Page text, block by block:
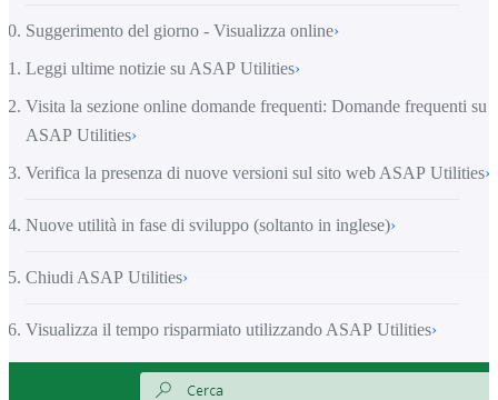
Suggerimento del giorno - Visualizza online›
Leggi ultime notizie su ASAP Utilities›
Visita la sezione online domande frequenti: Domande frequenti su
ASAP Utilities›
Verifica la presenza di nuove versioni sul sito web ASAP Utilities›
Nuove utilità in fase di sviluppo (soltanto in inglese)›
Chiudi ASAP Utilities›
Visualizza il tempo risparmiato utilizzando ASAP Utilities›